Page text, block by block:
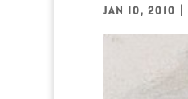
JAN 10, 2010